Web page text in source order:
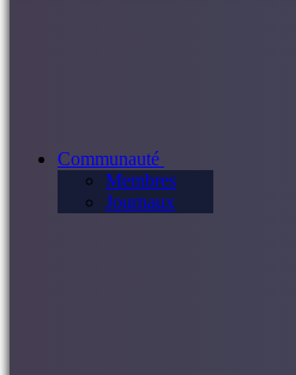
Communauté
Membres
Journaux